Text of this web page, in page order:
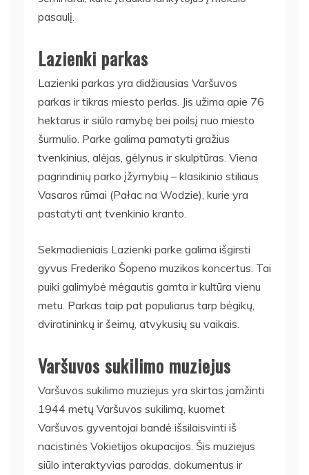
pasaulį.
Lazienki parkas
Lazienki parkas yra didžiausias Varšuvos
parkas ir tikras miesto perlas. Jis užima apie 76
hektarus ir siūlo ramybę bei poilsį nuo miesto
šurmulio. Parke galima pamatyti gražius
tvenkinius, alėjas, gėlynus ir skulptūras. Viena
pagrindinių parko įžymybių – klasikinio stiliaus
Vasaros rūmai (Pałac na Wodzie), kurie yra
pastatyti ant tvenkinio kranto.
Sekmadieniais Lazienki parke galima išgirsti
gyvus Frederiko Šopeno muzikos koncertus. Tai
puiki galimybė mėgautis gamta ir kultūra vienu
metu. Parkas taip pat populiarus tarp bėgikų,
dviratininkų ir šeimų, atvykusių su vaikais.
Varšuvos sukilimo muziejus
Varšuvos sukilimo muziejus yra skirtas įamžinti
1944 metų Varšuvos sukilimą, kuomet
Varšuvos gyventojai bandė išsilaisvinti iš
nacistinės Vokietijos okupacijos. Šis muziejus
siūlo interaktyvias parodas, dokumentus ir